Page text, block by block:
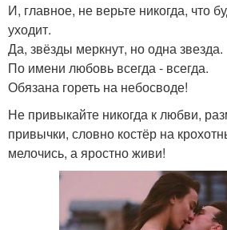
И, главное, не верьте никогда, что
уходит.
Да, звёзды меркнут, но одна звезда.
По имени любовь всегда - всегда.
Обязана гореть на небосводе!
Не привыкайте никогда к любви,
привычки, словно костёр на
мелочись, а яростно живи!